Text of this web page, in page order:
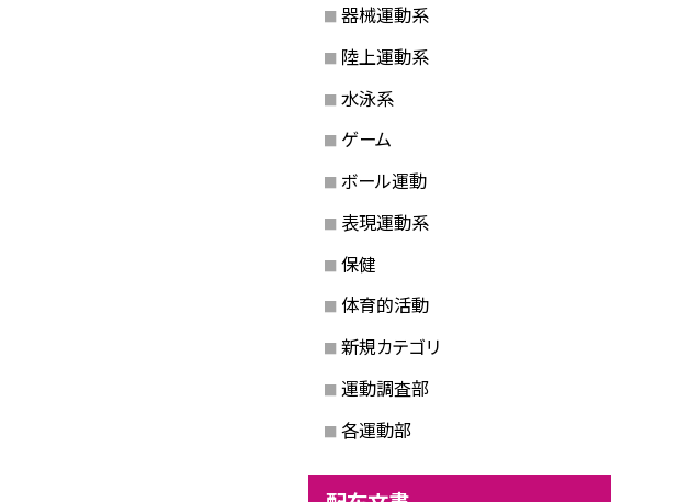
器械運動系
陸上運動系
水泳系
ゲーム
ボール運動
表現運動系
保健
体育的活動
新規カテゴリ
運動調査部
各運動部